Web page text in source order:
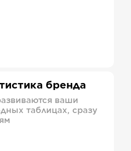
бренда
ваши
таблицах, сразу